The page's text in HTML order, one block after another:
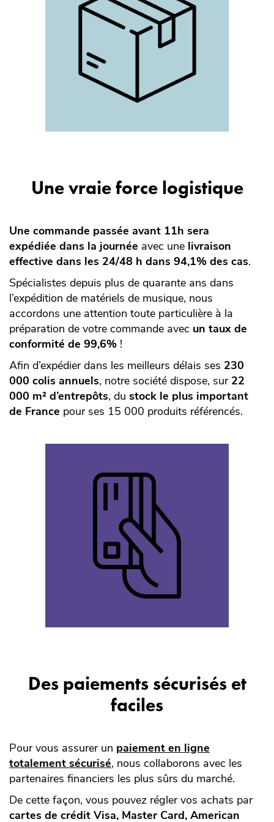
Une vraie force logistique
Une commande passée avant 11h sera
expédiée dans la journée avec une livraison
effective dans les 24/48 h dans 94,1% des cas.
Spécialistes depuis plus de quarante ans dans
l’expédition de matériels de musique, nous
accordons une attention toute particulière à la
préparation de votre commande avec un taux de
conformité de 99,6% !
Afin d’expédier dans les meilleurs délais ses 230
000 colis annuels, notre société dispose, sur 22
000 m² d’entrepôts, du stock le plus important
de France pour ses 15 000 produits référencés.
Des paiements sécurisés et
faciles
Pour vous assurer un paiement en ligne
totalement sécurisé, nous collaborons avec les
partenaires financiers les plus sûrs du marché.
De cette façon, vous pouvez régler vos achats par
cartes de crédit Visa, Master Card, American